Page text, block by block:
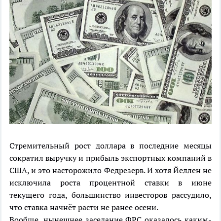
Стремительный рост доллара в последние месяцы
сократил выручку и прибыль экспортных компаний в
США, и это насторожило Федрезерв. И хотя Йеллен не
исключила роста процентной ставки в июне
текущего года, большинство инвесторов рассудило,
что ставка начнёт расти не ранее осени.